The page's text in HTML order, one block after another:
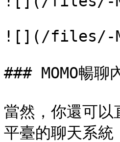
![](/files/-
### MOMO暢聊
當然，你還可以
平臺的聊天系統